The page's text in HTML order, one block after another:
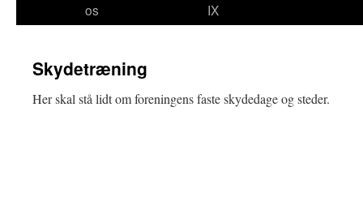
os
IX
Skydetræning
Her skal stå lidt om foreningens faste skydedage og steder.